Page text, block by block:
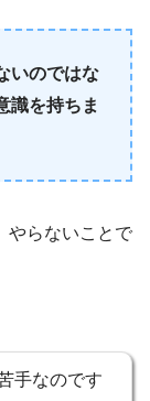
いのではな
識を持ちま
やらないことで
手なのです